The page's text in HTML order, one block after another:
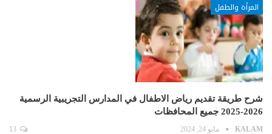
المرأة والطفل
شرح طريقة تقديم رياض الاطفال في المدارس التجريبية الرسمية
2026-2025 جميع المحافظات
KALAM مايو 24, 2024